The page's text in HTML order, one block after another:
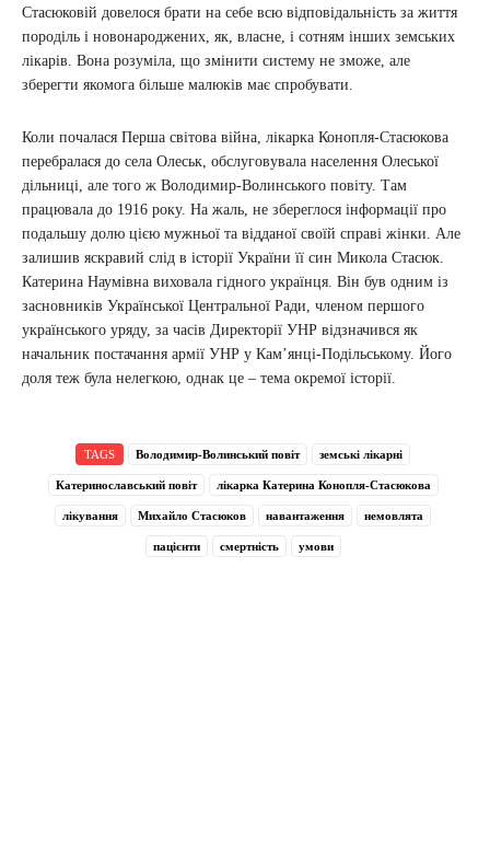
Стасюковій довелося брати на себе всю відповідальність за життя
породіль і новонароджених, як, власне, і сотням інших земських
лікарів. Вона розуміла, що змінити систему не зможе, але
зберегти якомога більше малюків має спробувати.
Коли почалася Перша світова війна, лікарка Конопля-Стасюкова
перебралася до села Олеськ, обслуговувала населення Олеської
дільниці, але того ж Володимир-Волинського повіту. Там
працювала до 1916 року. На жаль, не збереглося інформації про
подальшу долю цією мужньої та відданої своїй справі жінки. Але
залишив яскравий слід в історії України її син Микола Стасюк.
Катерина Наумівна виховала гідного українця. Він був одним із
засновників Української Центральної Ради, членом першого
українського уряду, за часів Директорії УНР відзначився як
начальник постачання армії УНР у Кам’янці-Подільському. Його
доля теж була нелегкою, однак це – тема окремої історії.
TAGS Володимир-Волинський повіт земські лікарні
Катеринославський повіт лікарка Катерина Конопля-Стасюкова
лікування Михайло Стасюков навантаження немовлята
пацієнти смертність умови